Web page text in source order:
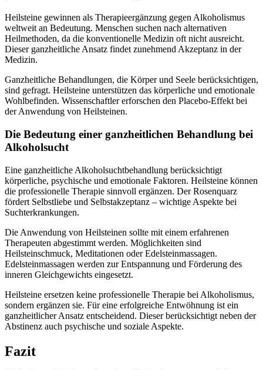
Heilsteine gewinnen als Therapieergänzung gegen Alkoholismus
weltweit an Bedeutung. Menschen suchen nach alternativen
Heilmethoden, da die konventionelle Medizin oft nicht ausreicht.
Dieser ganzheitliche Ansatz findet zunehmend Akzeptanz in der
Medizin.
Ganzheitliche Behandlungen, die Körper und Seele berücksichtigen,
sind gefragt. Heilsteine unterstützen das körperliche und emotionale
Wohlbefinden. Wissenschaftler erforschen den Placebo-Effekt bei
der Anwendung von Heilsteinen.
Die Bedeutung einer ganzheitlichen Behandlung bei
Alkoholsucht
Eine ganzheitliche Alkoholsuchtbehandlung berücksichtigt
körperliche, psychische und emotionale Faktoren. Heilsteine können
die professionelle Therapie sinnvoll ergänzen. Der Rosenquarz
fördert Selbstliebe und Selbstakzeptanz – wichtige Aspekte bei
Suchterkrankungen.
Die Anwendung von Heilsteinen sollte mit einem erfahrenen
Therapeuten abgestimmt werden. Möglichkeiten sind
Heilsteinschmuck, Meditationen oder Edelsteinmassagen.
Edelsteinmassagen werden zur Entspannung und Förderung des
inneren Gleichgewichts eingesetzt.
Heilsteine ersetzen keine professionelle Therapie bei Alkoholismus,
sondern ergänzen sie. Für eine erfolgreiche Entwöhnung ist ein
ganzheitlicher Ansatz entscheidend. Dieser berücksichtigt neben der
Abstinenz auch psychische und soziale Aspekte.
Fazit